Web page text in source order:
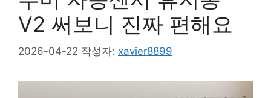
V2 써보니 진짜 편해요
2026-04-22 작성자: xavier8899